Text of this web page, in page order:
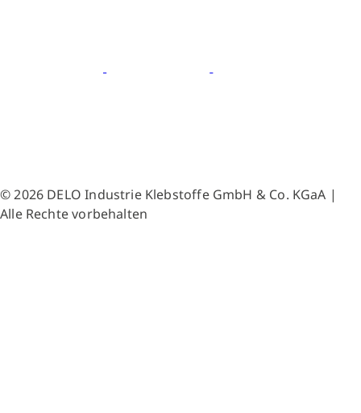
© 2026 DELO Industrie Klebstoffe GmbH & Co. KGaA |
Alle Rechte vorbehalten